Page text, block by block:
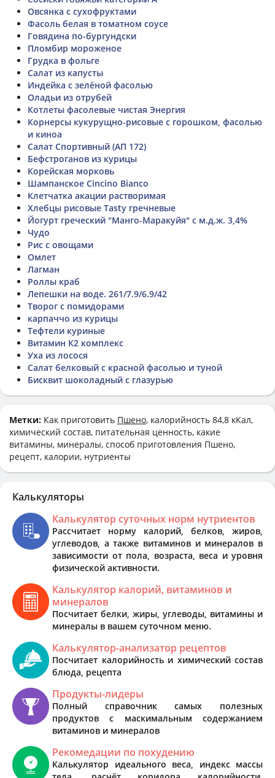
Овсянка с сухофруктами
Фасоль белая в томатном соусе
Говядина по-бургундски
Пломбир мороженое
Грудка в фольге
Салат из капусты
Индейка с зелёной фасолью
Оладьи из отрубей
Котлеты фасолевые чистая Энергия
Корнерсы кукурущно-рисовые с горошком, фасолью
и киноа
Салат Спортивный (АП 172)
Бефстроганов из курицы
Корейская морковь
Шампанское Cincino Bianco
Клетчатка акации растворимая
Хлебцы рисовые Tasty гречневые
Йогурт греческий "Манго-Маракуйя" с м.д.ж. 3,4%
Чудо
Рис с овощами
Омлет
Лагман
Роллы краб
Лепешки на воде. 261/7.9/6.9/42
Творог с помидорами
карпаччо из курицы
Тефтели куриные
Витамин К2 комплекс
Уха из лосося
Салат белковый с красной фасолью и туной
Бисквит шоколадный с глазурью
Метки: Как приготовить Пшено, калорийность 84,8 кКал,
химический состав, питательная ценность, какие
витамины, минералы, способ приготовления Пшено,
рецепт, калории, нутриенты
Калькуляторы
Калькулятор суточных норм нутриентов
Рассчитает норму калорий, белков, жиров,
углеводов, а также витаминов и минералов в
зависимости от пола, возраста, веса и уровня
физической активности.
Калькулятор калорий, витаминов и
минералов
Посчитает белки, жиры, углеводы, витамины и
минералы в вашем суточном меню.
Калькулятор-анализатор рецептов
Посчитает калорийность и химический состав
блюда, рецепта
Продукты-лидеры
Полный справочник самых полезных
продуктов с маскимальным содержанием
витаминов и минералов
Рекомедации по похудению
Калькулятор идеального веса, индекс массы